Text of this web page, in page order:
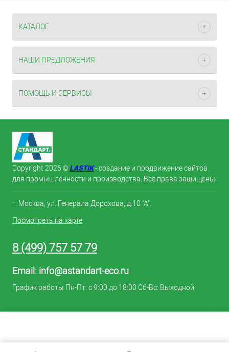
КАТАЛОГ
НАШИ ПРЕДЛОЖЕНИЯ
ПОМОЩЬ И СЕРВИСЫ
Copyright 2026 © LASTIK- создание и продвижение сайтов
для промышленности и производства. Все права защищены.
г. Москва, ул. Генерала Дорохова, д.10 "А".
Посмотреть на карте
8 (499) 757 57 79
Email: info@astandart-eco.ru
График работы Пн-Пт: с 9:00 до 18:00 Сб-Вс: Выходной